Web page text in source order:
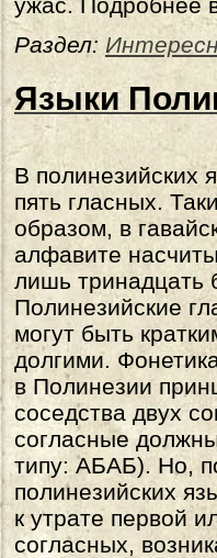
Раздел:
Языки
В полинезийских
пять гласных.
образом, в
алфавите
лишь тринадцать
Полинезийские
могут быть
долгими.
в Полинезии
соседства двух
согласные
типу: АБАБ). Но,
полинезийских
к утрате первой
согласных,